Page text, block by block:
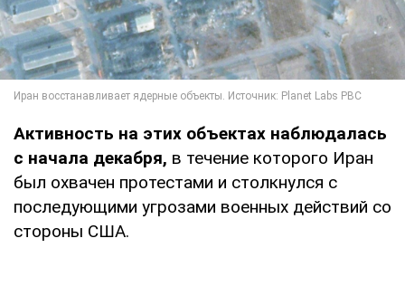
Активность на этих объектах наблюдалась
с начала декабря, в течение которого Иран
был охвачен протестами и столкнулся с
последующими угрозами военных действий со
стороны США.